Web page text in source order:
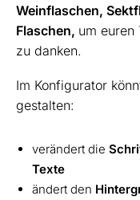
Weinflaschen,
Flaschen, um euren
zu danken.
Im Konfigurator
gestalten:
verändert die
Texte
ändert den